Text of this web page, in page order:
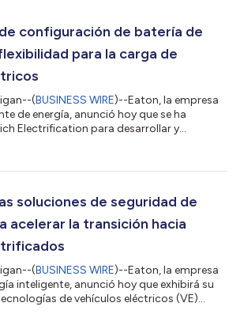
configuración de batería de
para la carga de
(BUSINESS WIRE)--Eaton, la empresa
de energía, anunció hoy que se ha
Electrification para desarrollar y
800 voltios en vehículos electrificados.
en serie permite que los vehículos
soluciones de seguridad de
acelerar la transición hacia
(BUSINESS WIRE)--Eaton, la empresa
inteligente, anunció hoy que exhibirá su
de vehículos eléctricos (VE)